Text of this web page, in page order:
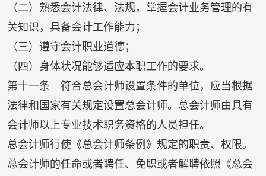
（二）熟悉会计法律、法规，掌握会计业务管理的有
关知识，具备会计工作能力；
（三）遵守会计职业道德；
（四）身体状况能够适应本职工作的要求。
第十一条 符合总会计师设置条件的单位，应当根据
法律和国家有关规定设置总会计师。总会计师由具有
会计师以上专业技术职务资格的人员担任。
总会计师行使《总会计师条例》规定的职责、权限。
总会计师的任命或者聘任、免职或者解聘依照《总会